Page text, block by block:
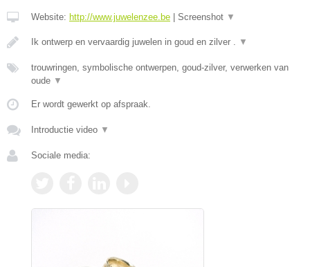
Website: http://www.juwelenzee.be Screenshot ▼
Ik ontwerp en vervaardig juwelen in goud en zilver . ▼
trouwringen, symbolische ontwerpen, goud-zilver, verwerken van
oude ▼
Er wordt gewerkt op afspraak.
Introductie video ▼
Sociale media: